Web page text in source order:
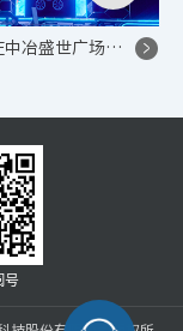
河北石家庄中冶盛世广场酒吧单控式高清 LED 显示系统项目
号